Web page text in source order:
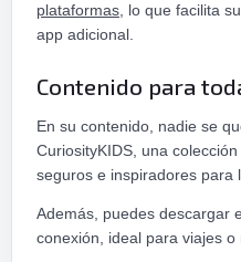
plataformas, lo que facilita
app adicional.
Contenido para
En su contenido, nadie se
CuriosityKIDS, una
seguros e inspiradores para
Además, puedes descargar
conexión, ideal para viajes